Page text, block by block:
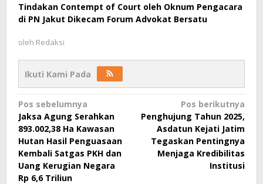
Tindakan Contempt of Court oleh Oknum Pengacara
di PN Jakut Dikecam Forum Advokat Bersatu
oleh Redaksi
Ikuti Kami Pada
Navigasi
pos
Pos sebelumnya
Jaksa Agung Serahkan
893.002,38 Ha Kawasan
Hutan Hasil Penguasaan
Kembali Satgas PKH dan
Uang Kerugian Negara
Rp 6,6 Triliun
Pos berikutnya
Penghujung Tahun 2025,
Asdatun Kejati Jatim
Tegaskan Pentingnya
Menjaga Kredibilitas
Institusi